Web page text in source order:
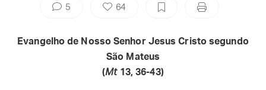
5 64
Evangelho de Nosso Senhor Jesus Cristo segundo
São Mateus
(Mt 13, 36-43)